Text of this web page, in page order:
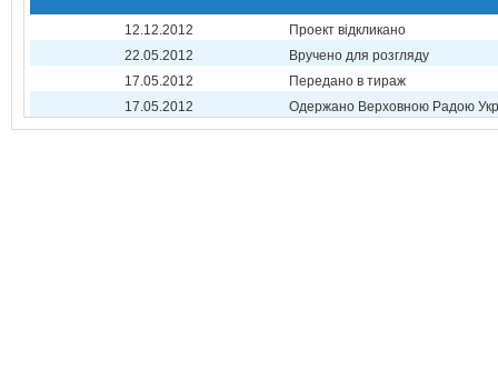
12.12.2012
Проект відкликано
22.05.2012
Вручено для розгляду
17.05.2012
Передано в тираж
17.05.2012
Одержано Верховною Радою